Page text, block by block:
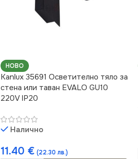
НОВО
Kanlux 35691 Осветително тяло за
стена или таван EVALO GU10
220V IP20
Налично
11.40 € (22.30 лв.)